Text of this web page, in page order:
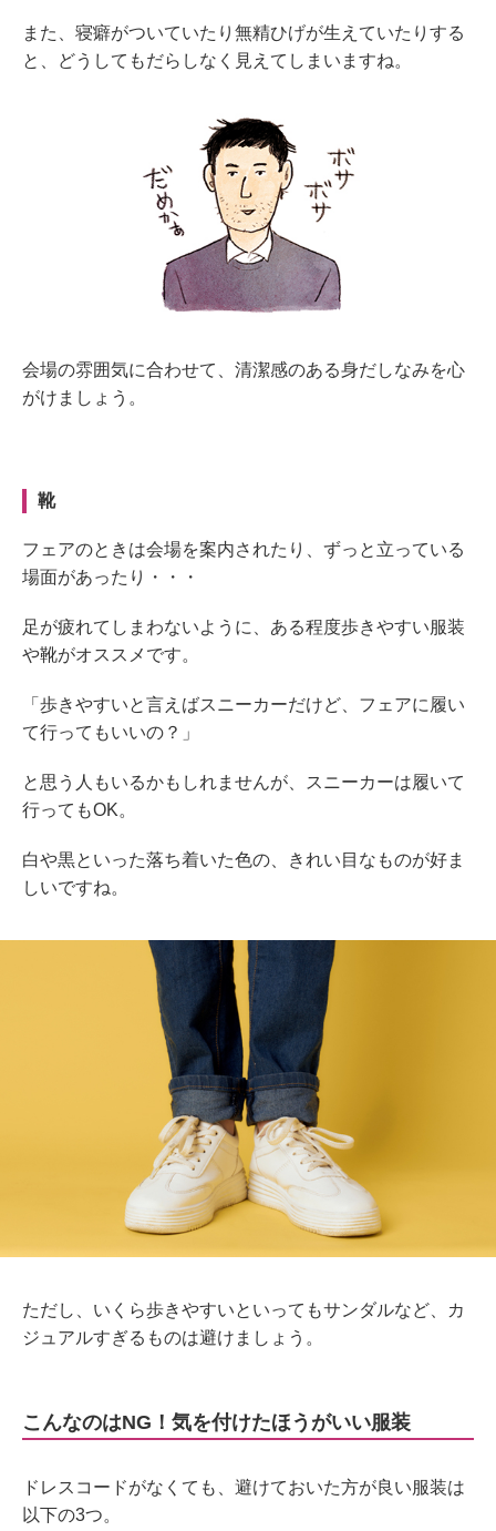
また、寝癖がついていたり無精ひげが生えていたりする
と、どうしてもだらしなく見えてしまいますね。
会場の雰囲気に合わせて、清潔感のある身だしなみを心
がけましょう。
靴
フェアのときは会場を案内されたり、ずっと立っている
場面があったり・・・
足が疲れてしまわないように、ある程度歩きやすい服装
や靴がオススメです。
「歩きやすいと言えばスニーカーだけど、フェアに履い
て行ってもいいの？」
と思う人もいるかもしれませんが、スニーカーは履いて
行ってもOK。
白や黒といった落ち着いた色の、きれい目なものが好ま
しいですね。
ただし、いくら歩きやすいといってもサンダルなど、カ
ジュアルすぎるものは避けましょう。
こんなのはNG！気を付けたほうがいい服装
ドレスコードがなくても、避けておいた方が良い服装は
以下の3つ。